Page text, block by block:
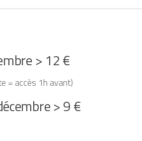
> 12 €
= accès 1h avant)
> 9 €